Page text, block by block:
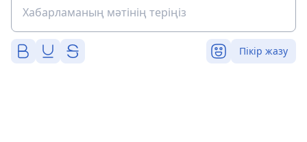
Пікір жазу